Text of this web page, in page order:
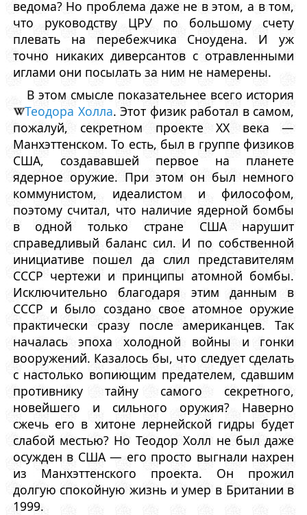
ведома? Но проблема даже не в этом, а в том,
что руководству ЦРУ по большому счету
плевать на перебежчика Сноудена. И уж
точно никаких диверсантов с отравленными
иглами они посылать за ним не намерены.
В этом смысле показательнее всего история
Теодора Холла. Этот физик работал в самом,
пожалуй, секретном проекте XX века —
Манхэттенском. То есть, был в группе физиков
США, создававшей первое на планете
ядерное оружие. При этом он был немного
коммунистом, идеалистом и философом,
поэтому считал, что наличие ядерной бомбы
в одной только стране США нарушит
справедливый баланс сил. И по собственной
инициативе пошел да слил представителям
СССР чертежи и принципы атомной бомбы.
Исключительно благодаря этим данным в
СССР и было создано свое атомное оружие
практически сразу после американцев. Так
началась эпоха холодной войны и гонки
вооружений. Казалось бы, что следует сделать
с настолько вопиющим предателем, сдавшим
противнику тайну самого секретного,
новейшего и сильного оружия? Наверно
сжечь его в хитоне лернейской гидры будет
слабой местью? Но Теодор Холл не был даже
осужден в США — его просто выгнали нахрен
из Манхэттенского проекта. Он прожил
долгую спокойную жизнь и умер в Британии в
1999.